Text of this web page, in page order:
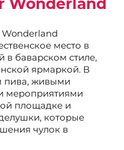
Wonderland
место в
в баварском стиле,
ярмаркой. В
пива, живыми
мероприятиями
площадке и
которые
чулок в